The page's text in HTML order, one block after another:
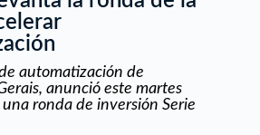
automatización de
anunció este martes
ronda de inversión Serie